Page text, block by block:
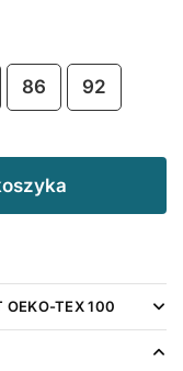
86 92
OEKO-TEX 100